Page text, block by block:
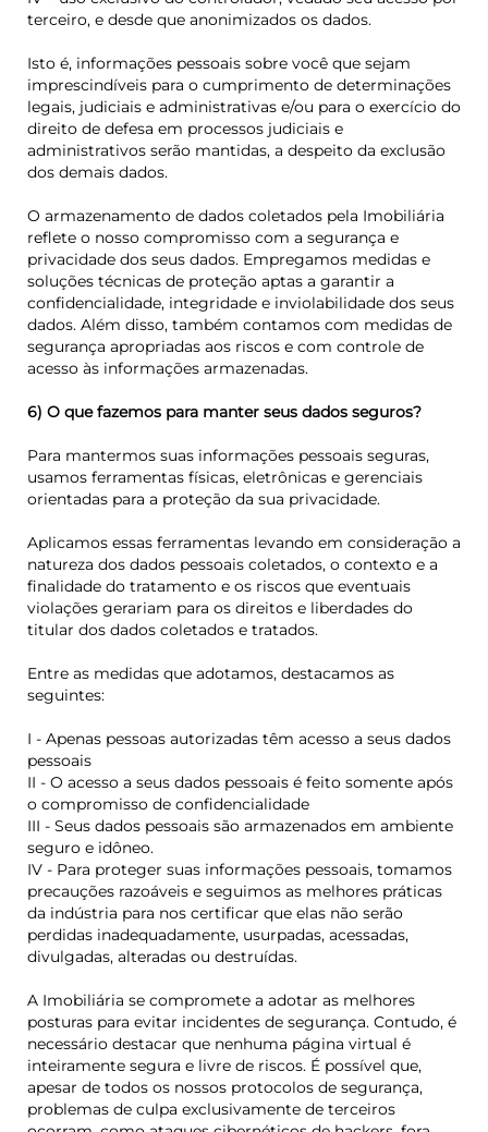
terceiro, e desde que anonimizados os dados.
Isto é, informações pessoais sobre você que sejam
imprescindíveis para o cumprimento de determinações
legais, judiciais e administrativas e/ou para o exercício do
direito de defesa em processos judiciais e
administrativos serão mantidas, a despeito da exclusão
dos demais dados.
O armazenamento de dados coletados pela Imobiliária
reflete o nosso compromisso com a segurança e
privacidade dos seus dados. Empregamos medidas e
soluções técnicas de proteção aptas a garantir a
confidencialidade, integridade e inviolabilidade dos seus
dados. Além disso, também contamos com medidas de
segurança apropriadas aos riscos e com controle de
acesso às informações armazenadas.
6) O que fazemos para manter seus dados seguros?
Para mantermos suas informações pessoais seguras,
usamos ferramentas físicas, eletrônicas e gerenciais
orientadas para a proteção da sua privacidade.
Aplicamos essas ferramentas levando em consideração a
natureza dos dados pessoais coletados, o contexto e a
finalidade do tratamento e os riscos que eventuais
violações gerariam para os direitos e liberdades do
titular dos dados coletados e tratados.
Entre as medidas que adotamos, destacamos as
seguintes:
I - Apenas pessoas autorizadas têm acesso a seus dados
pessoais
II - O acesso a seus dados pessoais é feito somente após
o compromisso de confidencialidade
III - Seus dados pessoais são armazenados em ambiente
seguro e idôneo.
IV - Para proteger suas informações pessoais, tomamos
precauções razoáveis e seguimos as melhores práticas
da indústria para nos certificar que elas não serão
perdidas inadequadamente, usurpadas, acessadas,
divulgadas, alteradas ou destruídas.
A Imobiliária se compromete a adotar as melhores
posturas para evitar incidentes de segurança. Contudo, é
necessário destacar que nenhuma página virtual é
inteiramente segura e livre de riscos. É possível que,
apesar de todos os nossos protocolos de segurança,
problemas de culpa exclusivamente de terceiros